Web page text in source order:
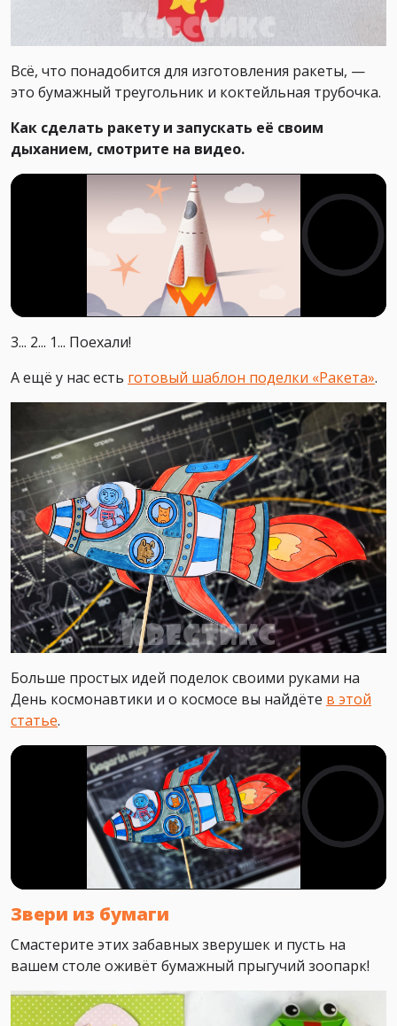
Всё, что понадобится для изготовления ракеты, —
это бумажный треугольник и коктейльная трубочка.
Как сделать ракету и запускать её своим
дыханием, смотрите на видео.
3... 2... 1... Поехали!
А ещё у нас есть готовый шаблон поделки «Ракета».
Больше простых идей поделок своими руками на
День космонавтики и о космосе вы найдёте в этой
статье.
Звери из бумаги
Смастерите этих забавных зверушек и пусть на
вашем столе оживёт бумажный прыгучий зоопарк!